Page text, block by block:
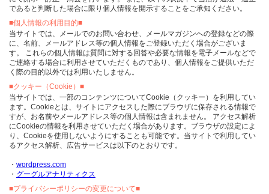
であると判断した場合に限り個人情報を開示することをご承知ください。
■個人情報の利用目的■
当サイトでは、メールでのお問い合わせ、メールマガジンへの登録などの際
に、名前、メールアドレス等の個人情報をご登録いただく場合がございま
す。 これらの個人情報は質問に対する回答や必要な情報を電子メールなどで
ご連絡する場合に利用させていただくものであり、個人情報をご提供いただ
く際の目的以外では利用いたしません。
■クッキー（Cookie）■
当サイトでは、一部のコンテンツについてCookie（クッキー）を利用してい
ます。Cookieとは、サイトにアクセスした際にブラウザに保存される情報で
すが、お名前やメールアドレス等の個人情報は含まれません。 アクセス解析
にCookieの情報を利用させていただく場合があります。ブラウザの設定によ
り、Cookieを使用しないようにすることも可能です。当サイトで利用してい
るアクセス解析、広告サービスは以下のとおりです。
・ wordpress.com
・ グーグルアナリティクス
■プライバシーポリシーの変更について■